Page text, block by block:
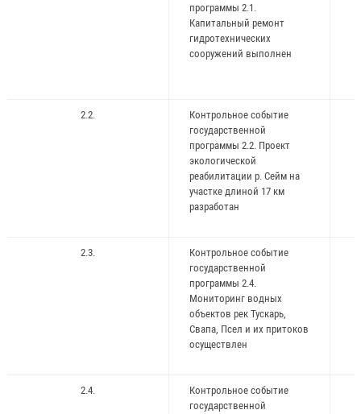
программы 2.1.
Капитальный ремонт
гидротехнических
сооружений выполнен
2.2.
Контрольное событие
государственной
программы 2.2. Проект
экологической
реабилитации р. Сейм на
участке длиной 17 км
разработан
2.3.
Контрольное событие
государственной
программы 2.4.
Мониторинг водных
объектов рек Тускарь,
Свапа, Псел и их притоков
осуществлен
2.4.
Контрольное событие
государственной